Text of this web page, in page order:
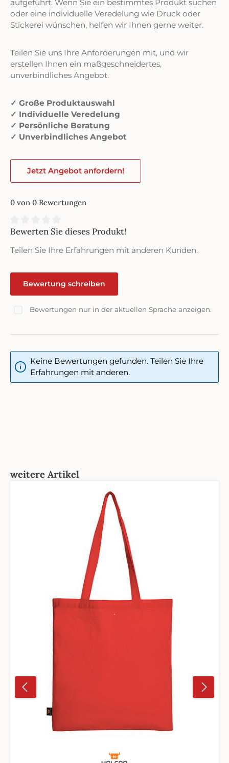
aufgeführt. Wenn Sie ein bestimmtes Produkt suchen
oder eine individuelle Veredelung wie Druck oder
Stickerei wünschen, helfen wir Ihnen gerne weiter.
Teilen Sie uns Ihre Anforderungen mit, und wir
erstellen Ihnen ein maßgeschneidertes,
unverbindliches Angebot.
✓ Große Produktauswahl
✓ Individuelle Veredelung
✓ Persönliche Beratung
✓ Unverbindliches Angebot
Jetzt Angebot anfordern!
0 von 0 Bewertungen
Durchschnittliche Bewertung von 0 von 5 Sternen
Bewerten Sie dieses Produkt!
Teilen Sie Ihre Erfahrungen mit anderen Kunden.
Bewertung schreiben
Bewertungen nur in der aktuellen Sprache anzeigen.
Keine Bewertungen gefunden. Teilen Sie Ihre
Erfahrungen mit anderen.
Produktgalerie überspringen
weitere Artikel